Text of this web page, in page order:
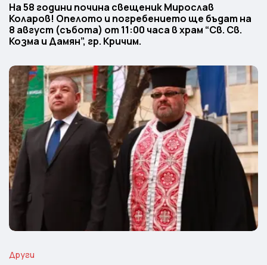
На 58 години почина свещеник Мирослав
Коларов! Опелото и погребението ще бъдат на
8 август (събота) от 11:00 часа в храм “Св. Св.
Козма и Дамян”, гр. Кричим.
Други